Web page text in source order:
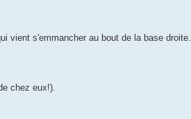
vient s'emmancher au bout de la base droite.
chez eux!).